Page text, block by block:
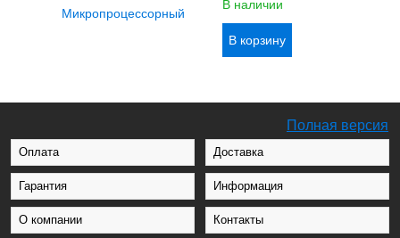
В наличии
Полная версия
Оплата Доставка
Гарантия Информация
О компании Контакты